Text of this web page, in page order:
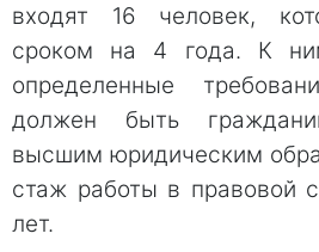
входят 16 человек,
сроком на 4 года. К
определенные
должен быть
высшим юридическим
стаж работы в правовой
лет.